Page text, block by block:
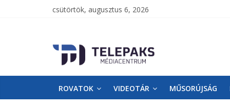
csütörtök, augusztus 6, 2026
TelePaks
Médiacentrum
TelePaks
Kistérségi
ROVATOK VIDEOTÁR MŰSORÚJSÁG